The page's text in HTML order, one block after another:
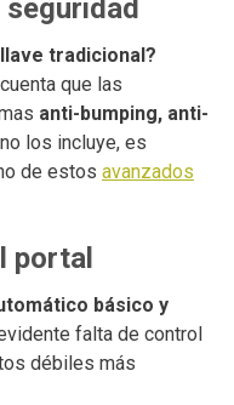
tradicional?
que las
anti-bumping, anti-
los incluye, es
de estos avanzados
portal
básico y
falta de control
débiles más